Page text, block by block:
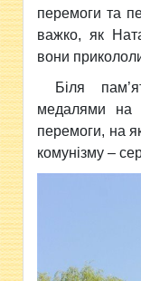
перемоги та
важко, як
вони
Біля
медалями на
перемоги, на
комунізму –